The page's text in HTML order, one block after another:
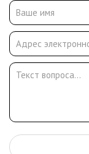
на 1816—1831 год.
графических
скачки, охота.
рисунки и
страницах